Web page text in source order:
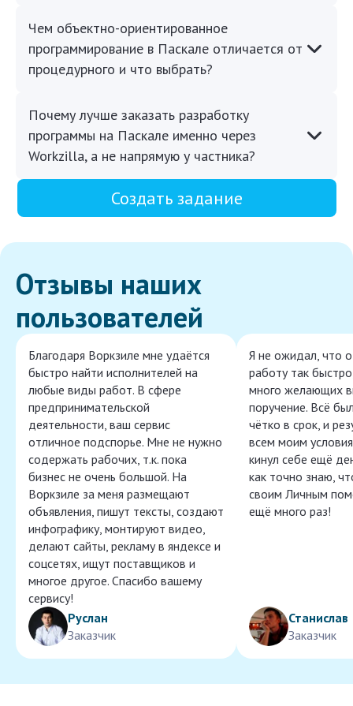
Чем объектно-ориентированное
программирование в Паскале отличается от
процедурного и что выбрать?
Почему лучше заказать разработку
программы на Паскале именно через
Workzilla, а не напрямую у частника?
Создать задание
Отзывы наших
пользователей
Благодаря Воркзиле мне удаётся
быстро найти исполнителей на
любые виды работ. В сфере
предпринимательской
деятельности, ваш сервис
отличное подспорье. Мне не нужно
содержать рабочих, т.к. пока
бизнес не очень большой. На
Воркзиле за меня размещают
объявления, пишут тексты, создают
инфографику, монтируют видео,
делают сайты, рекламу в яндексе и
соцсетях, ищут поставщиков и
многое другое. Спасибо вашему
сервису!
Руслан
Заказчик
Я не ожидал, что
работу так
много желающих
поручение. Всё
чётко в срок, и
всем моим
кинул себе ещё
как точно знаю,
своим Личным
ещё много раз!
Станислав
Заказчик